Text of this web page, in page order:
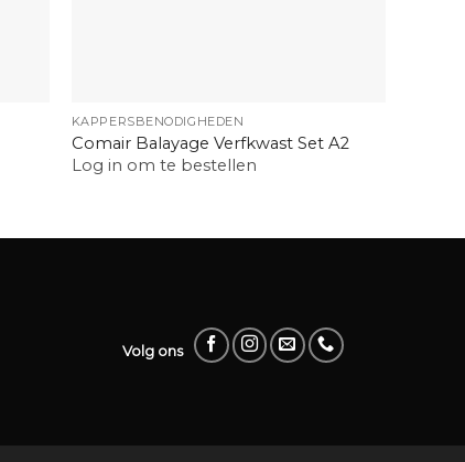
KAPPERSBENODIGHEDEN
Comair Balayage Verfkwast Set A2
Log in om te bestellen
Volg ons